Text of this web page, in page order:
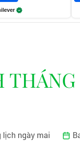
lịch ngày mai